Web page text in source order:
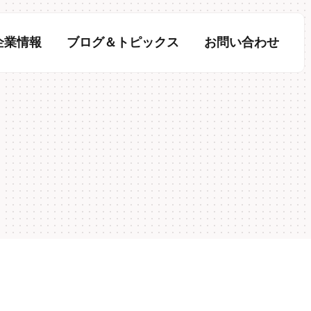
業情報 ブログ＆トピックス お問い合わせ